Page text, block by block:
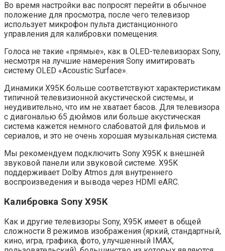
Во время настройки вас попросят перейти в обычное
положение для просмотра, после чего телевизор
использует микрофон пульта дистанционного
управления для калибровки помещения.
Голоса не такие «прямые», как в OLED-телевизорах Sony,
несмотря на лучшие намерения Sony имитировать
систему OLED «Acoustic Surface».
Динамики X95K больше соответствуют характеристикам
типичной телевизионной акустической системы, и
неудивительно, что им не хватает басов. Для телевизора
с диагональю 65 дюймов или больше акустическая
система кажется немного слабоватой для фильмов и
сериалов, и это не очень хорошая музыкальная система.
Мы рекомендуем подключить Sony X95K к внешней
звуковой панели или звуковой системе. X95K
поддерживает Dolby Atmos для внутреннего
воспроизведения и вывода через HDMI eARC.
Калибровка Sony X95K
Как и другие телевизоры Sony, X95K имеет в общей
сложности 8 режимов изображения (яркий, стандартный,
кино, игра, графика, фото, улучшенный IMAX,